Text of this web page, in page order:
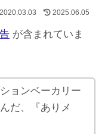
2020.03.03 2025.06.05
が含まれていま
ョンベーカリー
だ、『ありメ